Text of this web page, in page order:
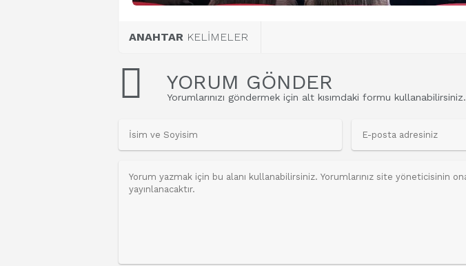
ANAHTAR KELİMELER
YORUM GÖNDER
Yorumlarınızı göndermek için alt kısımdaki formu kullanabilirsiniz.